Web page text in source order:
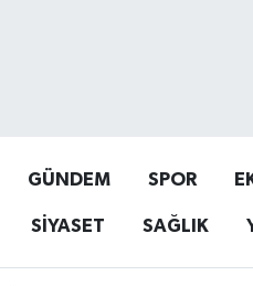
GÜNDEM SPOR
SİYASET SAĞLIK